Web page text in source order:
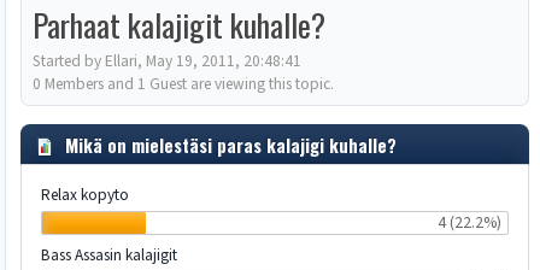
Parhaat kalajigit kuhalle?
Started by Ellari, May 19, 2011, 20:48:41
0 Members and 1 Guest are viewing this topic.
Mikä on mielestäsi paras kalajigi kuhalle?
Relax kopyto
4 (22.2%)
Bass Assasin kalajigit